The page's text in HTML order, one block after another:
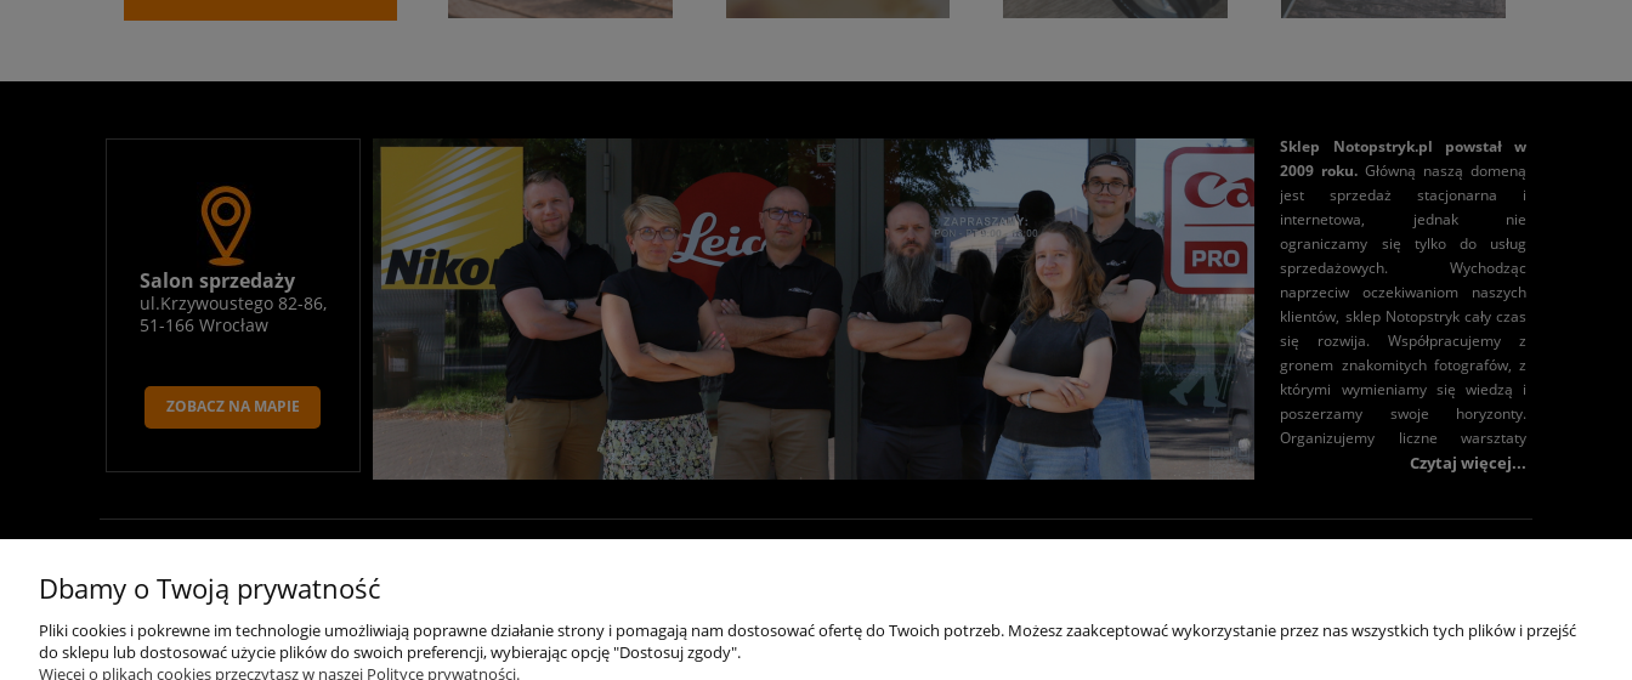
Salon sprzedaży
ul.Krzywoustego 82-86,
51-166 Wrocław
ZOBACZ NA MAPIE
Sklep Notopstryk.pl powstał w
2009 roku. Główną naszą domeną
jest sprzedaż stacjonarna i
internetowa, jednak nie
ograniczamy się tylko do usług
sprzedażowych. Wychodząc
naprzeciw oczekiwaniom naszych
klientów, sklep Notopstryk cały czas
się rozwija. Współpracujemy z
gronem znakomitych fotografów, z
którymi wymieniamy się wiedzą i
poszerzamy swoje horyzonty.
Organizujemy liczne warsztaty
tematyczne oraz spotkania z
dziedzinach fotografii. Można nas
sprzętu fotograficznego oraz
Czytaj więcej...
Kontakt
Polecamy
Aparaty do fotografii ślubnej
Aparat na wakacje
Twoje zamówienia
Ustawienia konta
Płatności i dostawa
Regulaminy
+48 696 50 70 20
Dbamy o Twoją prywatność
Pliki cookies i pokrewne im technologie umożliwiają poprawne działanie strony i pomagają nam dostosować ofertę do Twoich potrzeb. Możesz zaakceptować wykorzystanie przez nas wszystkich tych plików i przejść
do sklepu lub dostosować użycie plików do swoich preferencji, wybierając opcję "Dostosuj zgody".
Więcej o plikach cookies przeczytasz w naszej Polityce prywatności.